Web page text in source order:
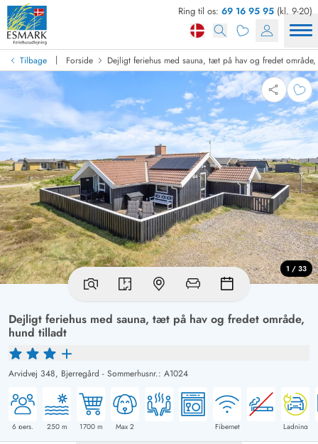
Ring til os: 69 16 95 95 (kl. 9-20)
Tilbage | Forside Dejligt feriehus med sauna, tæt på hav og fredet
Dejligt feriehus med sauna, tæt på hav og fredet område,
hund tilladt
Arvidvej 348, Bjerregård - Sommerhusnr.: A1024
6 pers. 250m 1700m Max 2 Fibernet Ladning
1 / 33